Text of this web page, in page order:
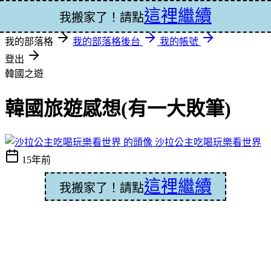
登入
我的部落格 我的部落格後台
我的帳號
登出
韓國之遊
韓國旅遊感想(有一大敗筆)
沙拉公主吃喝玩樂看世界
15年前
我搬家了！請點這裡繼續
我搬家了！請點這裡繼續